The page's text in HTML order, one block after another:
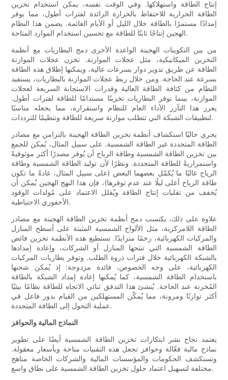
إنتاج الطاقة واستهلاكها. وفي الوقت نفسه، يمكن استخدام تخزين
الطاقة الحرارية للاحتفاظ بالحرارة الزائدة لفترات أطول، مما يوفر
إمدادًا مستمرًا بالطاقة خلال الليل أو الأيام الغائمة. يضمن هذا النظام
الهجين إنتاجًا ثابتًا للطاقة مع تحسين استخدام الموارد المتاحة.
من بين التكوينات الهجينة الواعدة الأخرى دمج البطاريات مع أنظمة
التخزين الميكانيكية، مثل عجلات الموازنة. تخزن عجلات الموازنة
الطاقة عن طريق تدوير دوار بسرعات عالية، ويمكنها إطلاق هذه الطاقة
بسرعة عند الحاجة. ومن خلال ربط عجلات الموازنة بالبطاريات، يستفيد
النظام من كثافة الطاقة العالية وقدرات الاستجابة السريعة لعجلات
الموازنة، بينما توفر البطاريات تخزينًا مستدامًا للطاقة لفترات أطول.
يعزز هذا التآزر الأداء العام للنظام واستقراره، مما يجعله مناسبًا
لتطبيقات الشبكة التي تتطلب موازنة سريعة للطاقة وتنظيمًا للترددات.
يجري حاليًا استكشاف أنظمة تخزين الطاقة الهجينة بالتزامن مع مصادر
الطاقة المتجددة غير الطاقة الشمسية. على سبيل المثال، يُمكن للجمع
بين تخزين الطاقة الشمسية وطاقة الرياح أن يُوفر مصدرًا أكثر موثوقيةً
واستمراريةً للطاقة المتجددة. ونظرًا لأن توليد الطاقة الشمسية وطاقة
الرياح غالبًا ما يُكمّل بعضهما البعض (على سبيل المثال، عادةً ما تكون
طاقة الرياح أعلى ليلًا عند عدم توفرها)، فإن هذا النهج الهجين يُمكن أن
يُخفف من تقلبات إنتاج الطاقة ويُقلل الاعتماد على مُولدات الوقود
الأحفوري الاحتياطية.
علاوة على ذلك، يكتسب دمج أنظمة تخزين الطاقة الهجينة مع مصادر
الطاقة اللامركزية، مثل الألواح الشمسية المثبتة على أسطح المنازل
والمركبات الكهربائية، زخمًا متزايدًا. تستطيع هذه الأنظمة تخزين فائض
الطاقة الشمسية التي تنتجها المنازل أو الشركات، وإعادة إمدادها
بالشبكة الكهربائية خلال فترات ذروة الطلب. وتوفر بطاريات المركبات
الكهربائية، على وجه الخصوص، فائدة مزدوجة: إذ يُمكن شحنها
باستخدام الطاقة الشمسية، كما يُمكنها إعادة إمداد الشبكة بالطاقة
المُخزنة عند الحاجة. يُنشئ هذا التدفق ثنائي الاتجاه للطاقة نظامًا بيئيًا
أكثر توازنًا ومرونة، مما يُمكّن المستهلكين من القيام بدور فاعل في
عملية التحول إلى الطاقة المتجددة.
النماذج المالية والحوافز
يعتمد نجاح نشر ابتكارات تخزين الطاقة الشمسية أيضًا على تطوير
نماذج مالية فعّالة وحوافز تجعل هذه التقنيات متاحة وبأسعار معقولة.
وتستكشف الحكومات والمؤسسات المالية والشركات الخاصة مناهج
مختلفة لتسهيل اعتماد حلول تخزين الطاقة الشمسية على نطاق واسع.